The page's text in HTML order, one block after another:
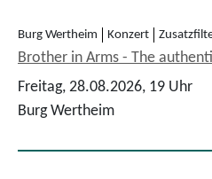
Burg Wertheim Konzert
Brother in Arms - The
Freitag, 28.08.2026, 19 Uhr
Burg Wertheim